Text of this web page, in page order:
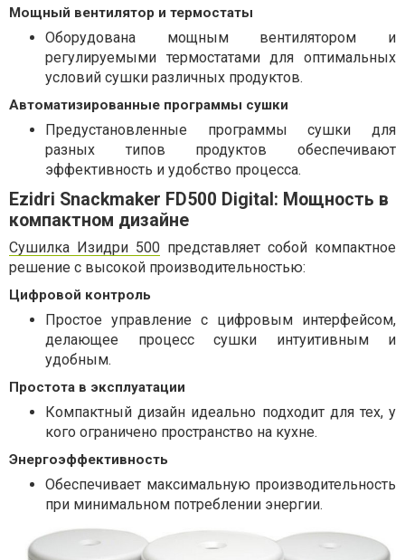
Мощный вентилятор и термостаты
Оборудована мощным вентилятором и
регулируемыми термостатами для оптимальных
условий сушки различных продуктов.
Автоматизированные программы сушки
Предустановленные программы сушки для
разных типов продуктов обеспечивают
эффективность и удобство процесса.
Ezidri Snackmaker FD500 Digital: Мощность в
компактном дизайне
Сушилка Изидри 500 представляет собой компактное
решение с высокой производительностью:
Цифровой контроль
Простое управление с цифровым интерфейсом,
делающее процесс сушки интуитивным и
удобным.
Простота в эксплуатации
Компактный дизайн идеально подходит для тех, у
кого ограничено пространство на кухне.
Энергоэффективность
Обеспечивает максимальную производительность
при минимальном потреблении энергии.